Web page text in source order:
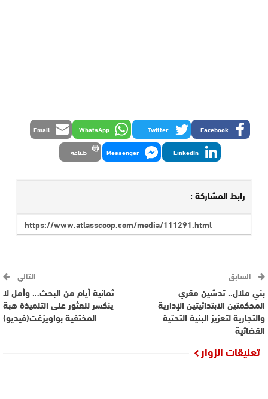
Facebook
Twitter
WhatsApp
Email
LinkedIn
Messenger طباعة
رابط المشاركة :
السابق
بني ملال.. تدشين مقري
المحكمتين الابتدائيتين الإدارية
والتجارية لتعزيز البنية التحتية
القضائية
التالي
ثمانية أيام من البحث… وأمل لا
ينكسر للعثور على التلميذة هبة
المختفية بواويزغت(فيديو)
تعليقات الزوار